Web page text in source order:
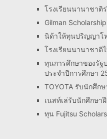
โรงเรียนนานาชาติ
Gilman
นิด้าให้ทุนปริญญาโ
โรงเรียนนานาชาติ
ทุนการศึกษาของรัฐ
ประจำปีการศึกษา
TOYOTA รับนักศึกษ
เนสท์เล่รับนักศึกษา
ทุน Fujitsu